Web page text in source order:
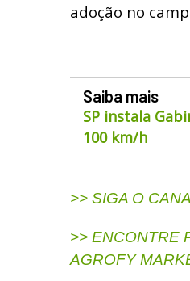
adoção no
Saiba mais
SP instala
100 km/h
>> SIGA O
>> ENCONTRE
AGROFY